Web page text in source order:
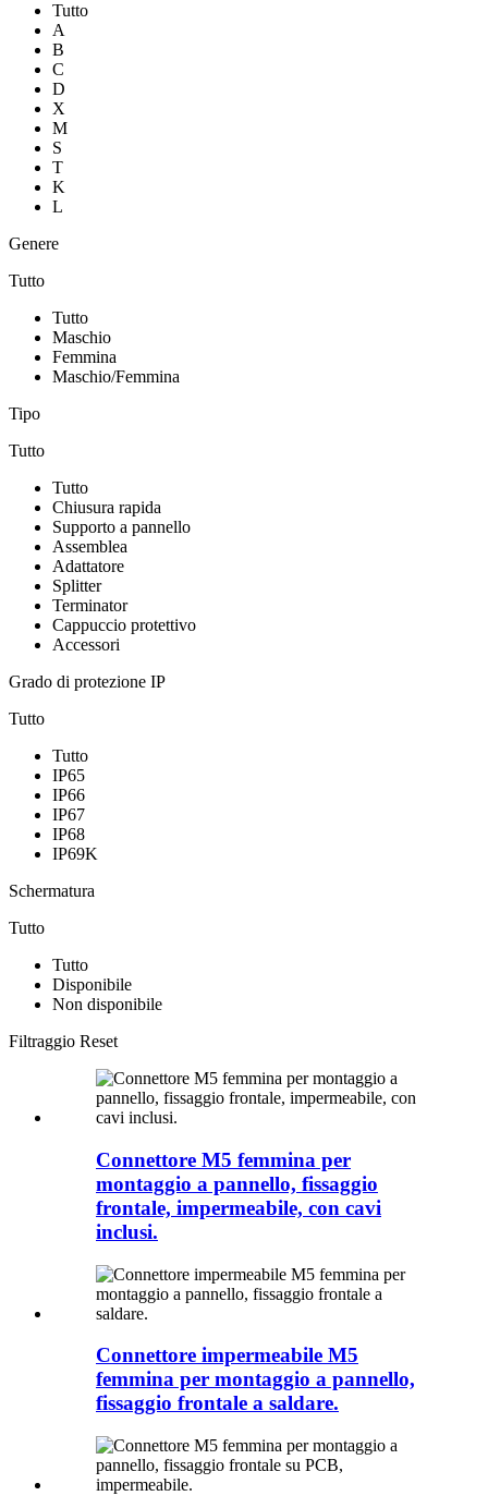
Tutto
A
B
C
D
X
M
S
T
K
L
Genere
Tutto
Tutto
Maschio
Femmina
Maschio/Femmina
Tipo
Tutto
Tutto
Chiusura rapida
Supporto a pannello
Assemblea
Adattatore
Splitter
Terminator
Cappuccio protettivo
Accessori
Grado di protezione IP
Tutto
Tutto
IP65
IP66
IP67
IP68
IP69K
Schermatura
Tutto
Tutto
Disponibile
Non disponibile
Filtraggio Reset
Connettore M5 femmina per
montaggio a pannello, fissaggio
frontale, impermeabile, con cavi
inclusi.
Connettore impermeabile M5
femmina per montaggio a pannello,
fissaggio frontale a saldare.